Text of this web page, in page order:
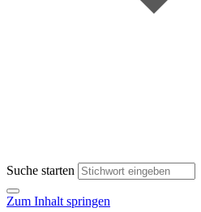
Suche starten
Zum Inhalt springen